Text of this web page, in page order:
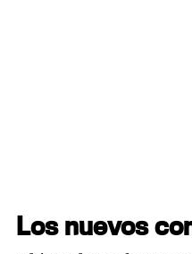
Los nuevos